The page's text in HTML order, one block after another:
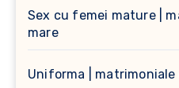
Sex cu femei mature |
mare
Uniforma | matrimoniale